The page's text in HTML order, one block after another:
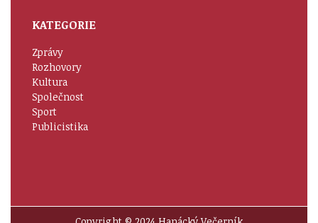
KATEGORIE
Zprávy
Rozhovory
Kultura
Společnost
Sport
Publicistika